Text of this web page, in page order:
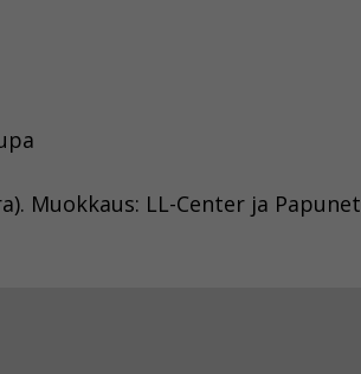
Muokkaus: LL-Center ja Papunet